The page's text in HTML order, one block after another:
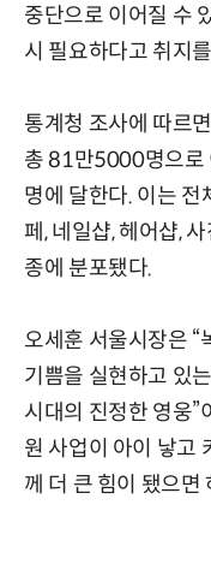
중단으로 이어질 수
시 필요하다고 취지
통계청 조사에 따르
총 81만5000명으로
명에 달한다. 이는
페, 네일샵, 헤어샵,
종에 분포됐다.
오세훈 서울시장은 “
기쁨을 실현하고 있
시대의 진정한 영웅”
원 사업이 아이 낳고
께 더 큰 힘이 됐으면